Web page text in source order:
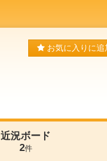
お気に入りに追
近況ボード
2件